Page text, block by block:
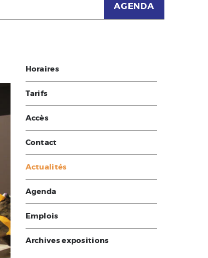
AGENDA
Horaires
Tarifs
Accès
Contact
Actualités
Agenda
Emplois
Archives expositions